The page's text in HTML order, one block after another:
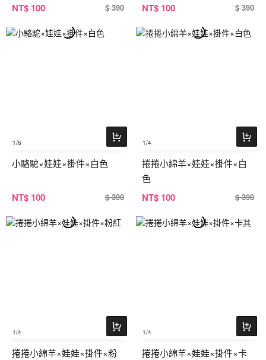
NT$ 100 $ 390 NT$ 100 $ 390
1/6
小駱駝×娃娃×掛件×白色
NT$ 100 $ 390
1/4
捲捲小綿羊×娃娃×掛件×白
色
NT$ 100 $ 390
1/4
捲捲小綿羊×娃娃×掛件×粉
1/4
捲捲小綿羊×娃娃×掛件×卡